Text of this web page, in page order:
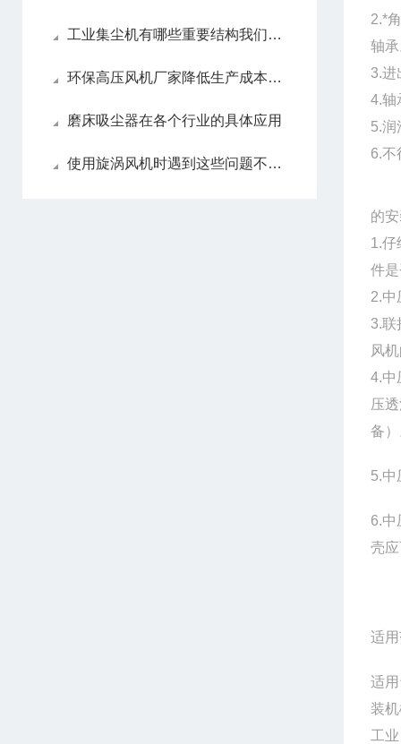
工业集尘机有哪些重要结构我们必须了解？
环保高压风机厂家降低生产成本的合理手段
磨床吸尘器在各个行业的具体应用
使用旋涡风机时遇到这些问题不要慌
2.*
轴
3.进
4.轴
5.润
6.不
的
1.仔
件
2.中
3.联
风
4.中
压
备
5.中
6.中
壳
适
适
装
工